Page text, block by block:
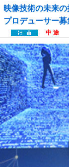
映像技術の未来
プロデューサー募
中 途